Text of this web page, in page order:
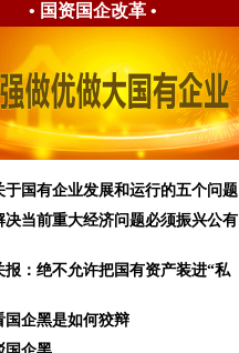
• 国资国企改革•
于国有企业发展和运行的五个问题
决当前重大经济问题必须振兴公有
报：绝不允许把国有资产装进“私
国企黑是如何狡辩